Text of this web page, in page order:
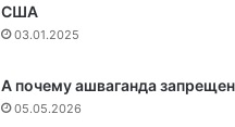
США
03.01.2025
А почему ашваганда
05.05.2026